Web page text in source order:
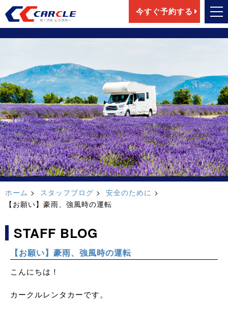
今すぐ予約する
ホーム スタッフブログ
安全のために
【お願い】豪雨、強風時の運転
STAFF BLOG
【お願い】豪雨、強風時の運転
こんにちは！
カークルレンタカーです。